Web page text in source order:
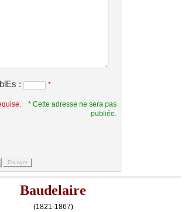
: *
* Cette adresse ne sera pas
publiée.
Baudelaire
(1821-1867)